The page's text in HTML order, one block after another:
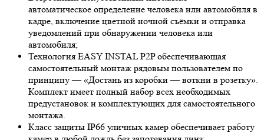
автоматическое определение человека или автомобиля в
кадре, включение цветной ночной съёмки и отправка
уведомлений при обнаружении человека или
автомобиля;
Технология EASY INSTAL P2P обеспечивающая
самостоятельный монтаж рядовым пользователем по
принципу — «Достань из коробки — воткни в розетку».
Комплект имеет полный набор всех необходимых
предустановок и комплектующих для самостоятельного
монтажа.
Класс защиты IP66 уличных камер обеспечивает работу